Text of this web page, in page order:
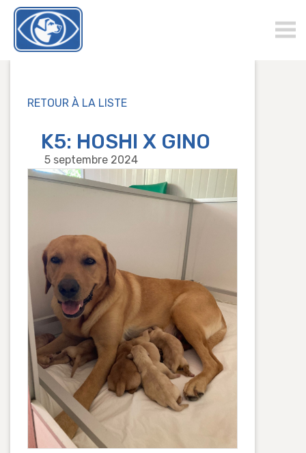
RETOUR À LA LISTE
K5: HOSHI X GINO
5 septembre 2024